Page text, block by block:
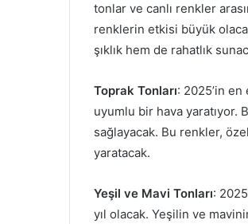
tonlar ve canlı renkler
renklerin etkisi büyük
şıklık hem de rahatlık
Toprak Tonları: 2025’in
uyumlu bir hava yaratıyor.
sağlayacak. Bu renkler,
yaratacak.
Yeşil ve Mavi Tonları:
yıl olacak. Yeşilin ve